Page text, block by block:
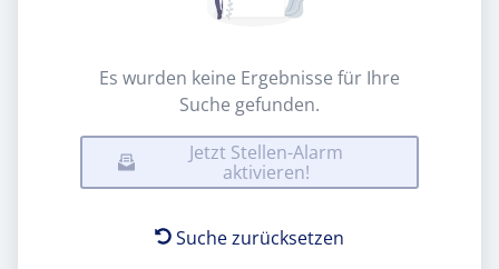
Es wurden keine Ergebnisse für Ihre
Suche gefunden.
Jetzt Stellen-Alarm
aktivieren!
Suche zurücksetzen